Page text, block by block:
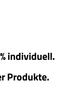
individuell.
Produkte.